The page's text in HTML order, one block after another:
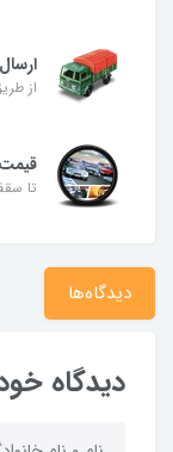
از
تا سقف 50%
دیدگاه‌ها
دیدگاه